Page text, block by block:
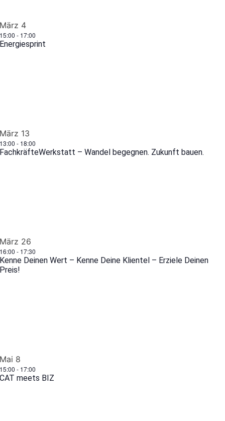
4
- 17:00
13
- 18:00
– Wandel begegnen. Zukunft bauen.
26
- 17:30
Deinen Wert – Kenne Deine Klientel – Erziele Deinen
8
- 17:00
meets BIZ